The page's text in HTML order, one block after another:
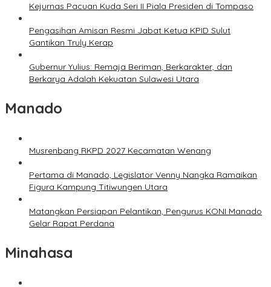
Kejurnas Pacuan Kuda Seri II Piala Presiden di Tompaso
Pengasihan Amisan Resmi Jabat Ketua KPID Sulut
Gantikan Truly Kerap
Gubernur Yulius: Remaja Beriman, Berkarakter, dan
Berkarya Adalah Kekuatan Sulawesi Utara
Manado
Musrenbang RKPD 2027 Kecamatan Wenang
Pertama di Manado, Legislator Venny Nangka Ramaikan
Figura Kampung Titiwungen Utara
Matangkan Persiapan Pelantikan, Pengurus KONI Manado
Gelar Rapat Perdana
Minahasa